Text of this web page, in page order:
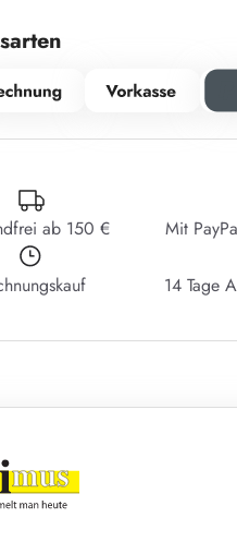
ab 150 € Mit
14 Tage